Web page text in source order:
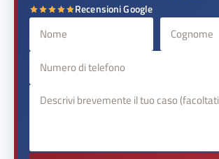
Recensioni Google